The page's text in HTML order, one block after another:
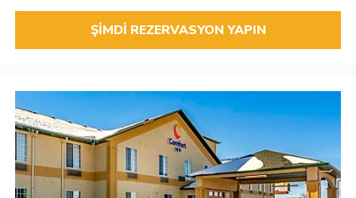
ŞIMDI REZERVASYON YAPIN